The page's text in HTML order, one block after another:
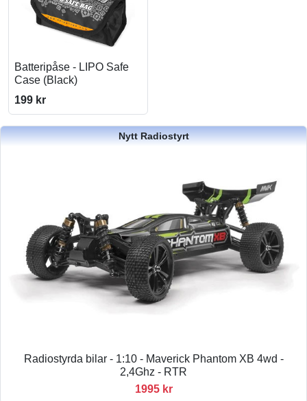
Batteripåse - LIPO Safe
Case (Black)
199 kr
Nytt Radiostyrt
Radiostyrda bilar - 1:10 - Maverick Phantom XB 4wd -
2,4Ghz - RTR
1995 kr